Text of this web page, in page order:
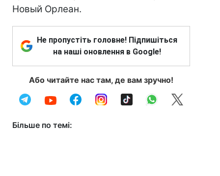
Новый Орлеан.
Не пропустіть головне! Підпишіться
на наші оновлення в Google!
Або читайте нас там, де вам зручно!
Більше по темі: